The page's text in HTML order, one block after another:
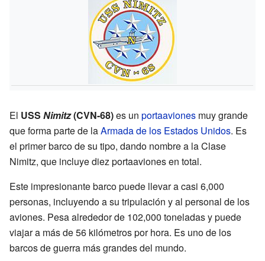
El USS Nimitz(CVN-68)es un portaaviones muy grande
que forma parte de laArmada de los Estados Unidos. Es
el primer barco de su tipo, dando nombre a la Clase
Nimitz, que incluye diez portaaviones en total.
Este impresionante barco puede llevar a casi 6,000
personas, incluyendo a su tripulación y al personal de los
aviones. Pesa alrededor de 102,000 toneladas y puede
viajar a más de 56 kilómetros por hora. Es uno de los
barcos de guerra más grandes del mundo.